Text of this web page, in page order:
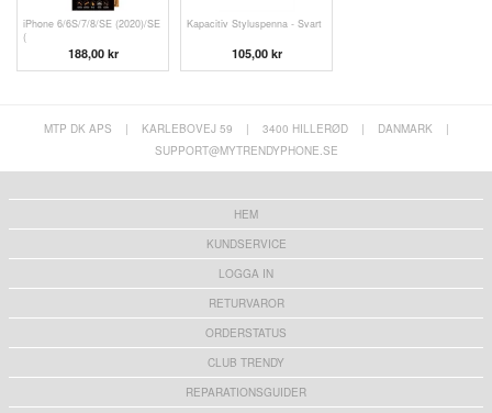
iPhone 6/6S/7/8/SE (2020)/SE
(
188,00 kr
Kapacitiv Styluspenna - Svart
105,00 kr
MTP DK APS | KARLEBOVEJ 59 | 3400 HILLERØD | DANMARK
|
SUPPORT@MYTRENDYPHONE.SE
HEM
KUNDSERVICE
LOGGA IN
RETURVAROR
ORDERSTATUS
CLUB TRENDY
REPARATIONSGUIDER